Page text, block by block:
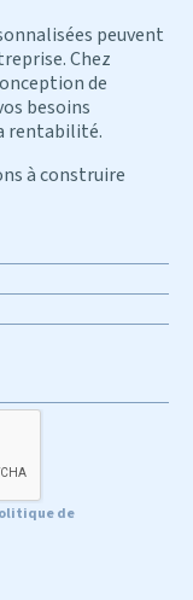
peuvent
Chez
de
besoins
rentabilité.
à construire
de